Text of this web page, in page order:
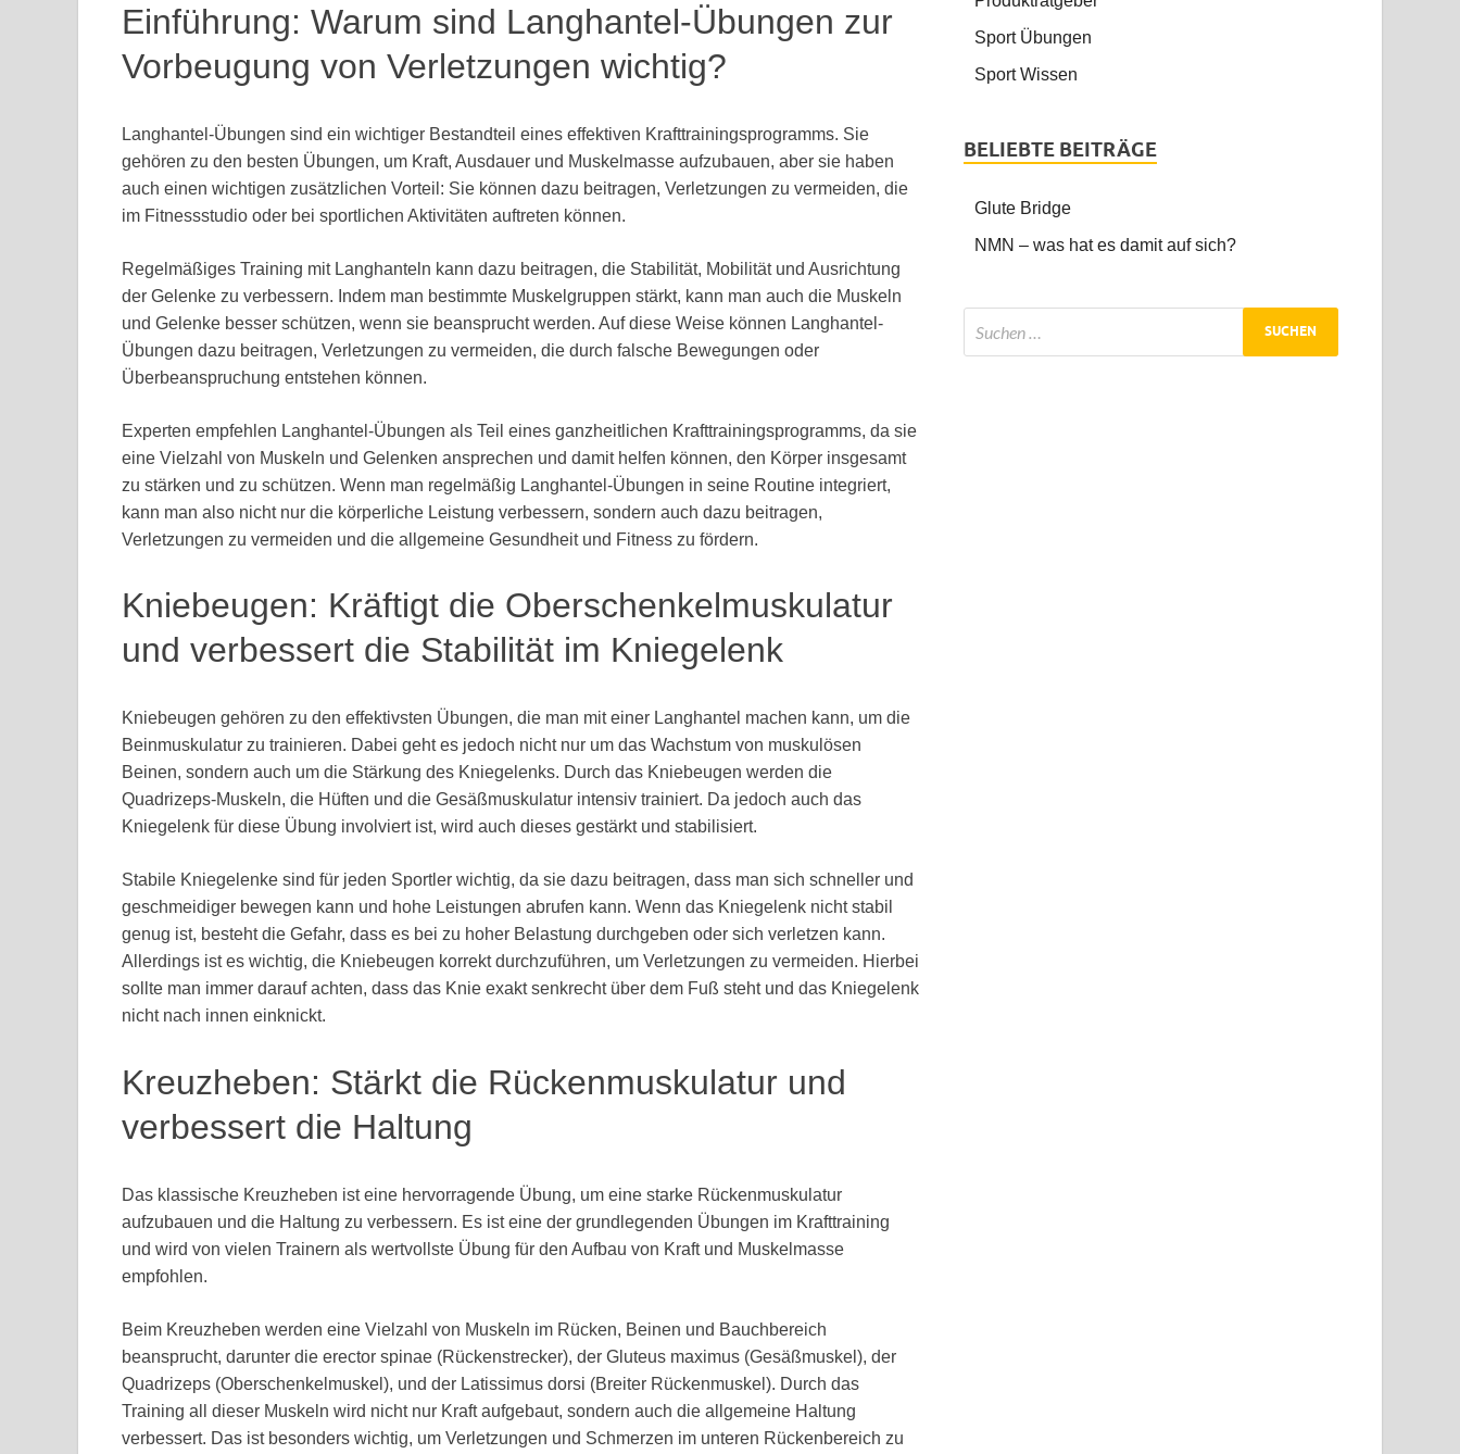
Einführung: Warum sind Langhantel-Übungen zur
Vorbeugung von Verletzungen wichtig?
Langhantel-Übungen sind ein wichtiger Bestandteil eines effektiven Krafttrainingsprogramms. Sie
gehören zu den besten Übungen, um Kraft, Ausdauer und Muskelmasse aufzubauen, aber sie haben
auch einen wichtigen zusätzlichen Vorteil: Sie können dazu beitragen, Verletzungen zu vermeiden, die
im Fitnessstudio oder bei sportlichen Aktivitäten auftreten können.
Regelmäßiges Training mit Langhanteln kann dazu beitragen, die Stabilität, Mobilität und Ausrichtung
der Gelenke zu verbessern. Indem man bestimmte Muskelgruppen stärkt, kann man auch die Muskeln
und Gelenke besser schützen, wenn sie beansprucht werden. Auf diese Weise können Langhantel-
Übungen dazu beitragen, Verletzungen zu vermeiden, die durch falsche Bewegungen oder
Überbeanspruchung entstehen können.
Experten empfehlen Langhantel-Übungen als Teil eines ganzheitlichen Krafttrainingsprogramms, da sie
eine Vielzahl von Muskeln und Gelenken ansprechen und damit helfen können, den Körper insgesamt
zu stärken und zu schützen. Wenn man regelmäßig Langhantel-Übungen in seine Routine integriert,
kann man also nicht nur die körperliche Leistung verbessern, sondern auch dazu beitragen,
Verletzungen zu vermeiden und die allgemeine Gesundheit und Fitness zu fördern.
Kniebeugen: Kräftigt die Oberschenkelmuskulatur
und verbessert die Stabilität im Kniegelenk
Kniebeugen gehören zu den effektivsten Übungen, die man mit einer Langhantel machen kann, um die
Beinmuskulatur zu trainieren. Dabei geht es jedoch nicht nur um das Wachstum von muskulösen
Beinen, sondern auch um die Stärkung des Kniegelenks. Durch das Kniebeugen werden die
Quadrizeps-Muskeln, die Hüften und die Gesäßmuskulatur intensiv trainiert. Da jedoch auch das
Kniegelenk für diese Übung involviert ist, wird auch dieses gestärkt und stabilisiert.
Stabile Kniegelenke sind für jeden Sportler wichtig, da sie dazu beitragen, dass man sich schneller und
geschmeidiger bewegen kann und hohe Leistungen abrufen kann. Wenn das Kniegelenk nicht stabil
genug ist, besteht die Gefahr, dass es bei zu hoher Belastung durchgeben oder sich verletzen kann.
Allerdings ist es wichtig, die Kniebeugen korrekt durchzuführen, um Verletzungen zu vermeiden. Hierbei
sollte man immer darauf achten, dass das Knie exakt senkrecht über dem Fuß steht und das Kniegelenk
nicht nach innen einknickt.
Kreuzheben: Stärkt die Rückenmuskulatur und
verbessert die Haltung
Das klassische Kreuzheben ist eine hervorragende Übung, um eine starke Rückenmuskulatur
aufzubauen und die Haltung zu verbessern. Es ist eine der grundlegenden Übungen im Krafttraining
und wird von vielen Trainern als wertvollste Übung für den Aufbau von Kraft und Muskelmasse
empfohlen.
Beim Kreuzheben werden eine Vielzahl von Muskeln im Rücken, Beinen und Bauchbereich
beansprucht, darunter die erector spinae (Rückenstrecker), der Gluteus maximus (Gesäßmuskel), der
Quadrizeps (Oberschenkelmuskel), und der Latissimus dorsi (Breiter Rückenmuskel). Durch das
Training all dieser Muskeln wird nicht nur Kraft aufgebaut, sondern auch die allgemeine Haltung
verbessert. Das ist besonders wichtig, um Verletzungen und Schmerzen im unteren Rückenbereich zu
Sport Übungen
Sport Wissen
BELIEBTE BEITRÄGE
Glute Bridge
NMN – was hat es damit auf sich?